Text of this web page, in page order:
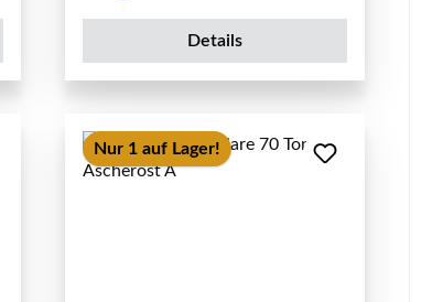
Details
Nur 1 auf Lager!